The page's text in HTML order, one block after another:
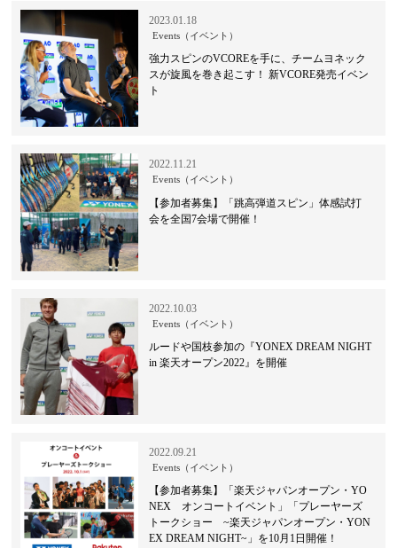
2023.01.18
Events（イベント）
強力スピンのVCOREを手に、チームヨネック
スが旋風を巻き起こす！ 新VCORE発売イベン
ト
2022.11.21
Events（イベント）
【参加者募集】「跳高弾道スピン」体感試打
会を全国7会場で開催！
2022.10.03
Events（イベント）
ルードや国枝参加の『YONEX DREAM NIGHT
in 楽天オープン2022』を開催
2022.09.21
Events（イベント）
【参加者募集】「楽天ジャパンオープン・YO
NEX オンコートイベント」「プレーヤーズ
トークショー ~楽天ジャパンオープン・YON
EX DREAM NIGHT~」を10月1日開催！